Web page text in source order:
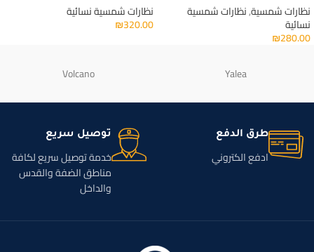
نظارات شمسية,نظارات شمسية
نسائية
₪280.00
نظارات شمسية نسائية
₪320.00
Yalea
Volcano
طرق الدفع
ادفع الكتروني
توصيل سريع
خدمة توصيل سريع لكافة
مناطق الضفة والقدس
والداخل